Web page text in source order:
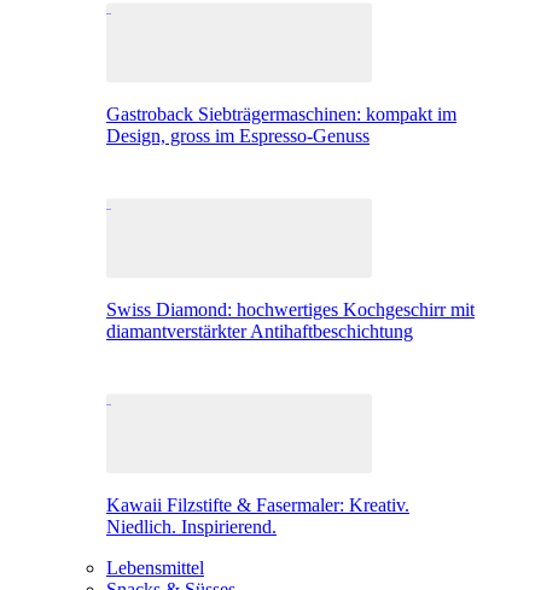
Gastroback Siebträgermaschinen: kompakt im
Design, gross im Espresso-Genuss
Swiss Diamond: hochwertiges Kochgeschirr mit
diamantverstärkter Antihaftbeschichtung
Kawaii Filzstifte & Fasermaler: Kreativ.
Niedlich. Inspirierend.
Lebensmittel